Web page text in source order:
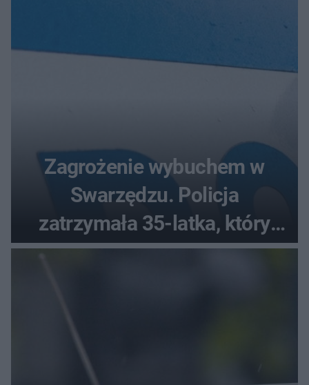
Zagrożenie wybuchem w
Swarzędzu. Policja
zatrzymała 35-latka, który
zgłosił ładunek w swoim